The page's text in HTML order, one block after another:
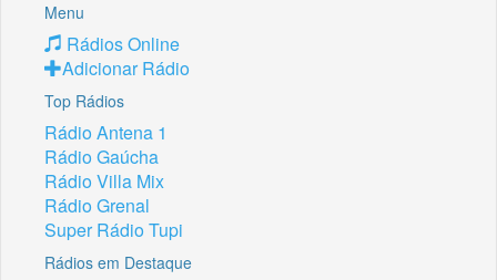
Menu
Rádios Online
Adicionar Rádio
Top Rádios
Rádio Antena 1
Rádio Gaúcha
Rádio Villa Mix
Rádio Grenal
Super Rádio Tupi
Rádios em Destaque